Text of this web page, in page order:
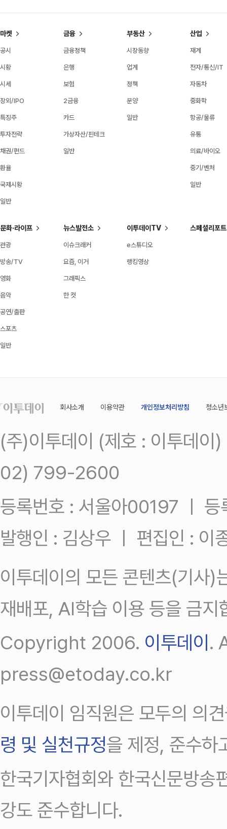
마켓
공시
시황
시세
장외/IPO
특징주
투자전략
채권/펀드
환율
국제시황
일반
금융
금융정책
은행
보험
2금융
카드
가상자산/핀테크
일반
부동산
시장동향
업계
정책
분양
일반
산업
재계
전자/통신/IT
자동차
중화학
항공/물류
유통
의료/바이오
중기/벤처
일반
문화·라이프
관광
방송/TV
영화
음악
공연/출판
스포츠
일반
뉴스발전소
이슈크래커
요즘, 이거
그래픽스
한 컷
이투데이TV
e스튜디오
랭킹영상
스페셜리포트
회사소개 이용약관 개인정보처리방침 청소년
(주)이투데이 (제호 : 이투데
02) 799-2600
등록번호 : 서울아00197 ㅣ
발행인 : 김상우 ㅣ 편집인 : 이
이투데이의 모든 콘텐츠(기사)
재배포, AI학습 이용 등을 금지
Copyright 2006. 이투데이.
press@etoday.co.kr
이투데이 임직원은 모두의 의
령 및 실천규정을 제정, 준수하
한국기자협회와 한국신문방송
강도 준수합니다.